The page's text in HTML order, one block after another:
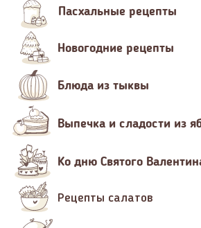
Пасхальные рецепты
Новогодние рецепты
Блюда из тыквы
Выпечка и сладости из
Ко дню Святого
Рецепты салатов